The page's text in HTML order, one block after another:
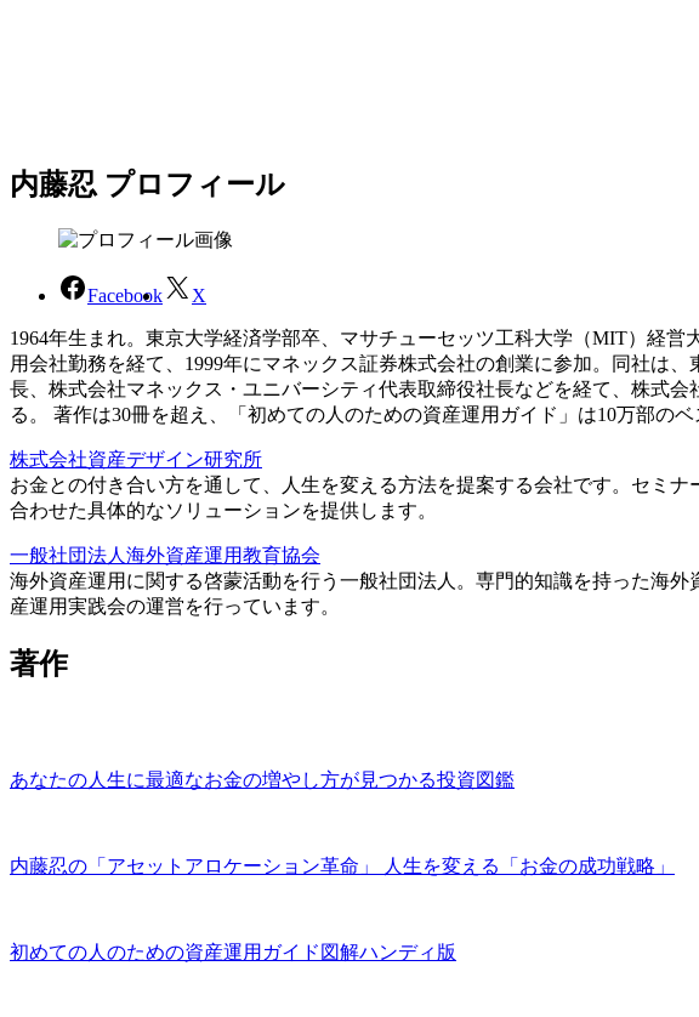
内藤忍 プロフィール
Facebook X
1964年生まれ。東京大学経済学部卒、マサチューセッツ工科大学（MIT）経
用会社勤務を経て、1999年にマネックス証券株式会社の創業に参加。同社は
長、株式会社マネックス・ユニバーシティ代表取締役社長などを経て、株式
る。 著作は30冊を超え、「初めての人のための資産運用ガイド」は10万部の
株式会社資産デザイン研究所
お金との付き合い方を通して、人生を変える方法を提案する会社です。セミ
合わせた具体的なソリューションを提供します。
一般社団法人海外資産運用教育協会
海外資産運用に関する啓蒙活動を行う一般社団法人。専門的知識を持った海
産運用実践会の運営を行っています。
著作
あなたの人生に最適なお金の増やし方が見つかる投資図鑑
内藤忍の「アセットアロケーション革命」 人生を変える「お金の成功戦略」
初めての人のための資産運用ガイド図解ハンディ版